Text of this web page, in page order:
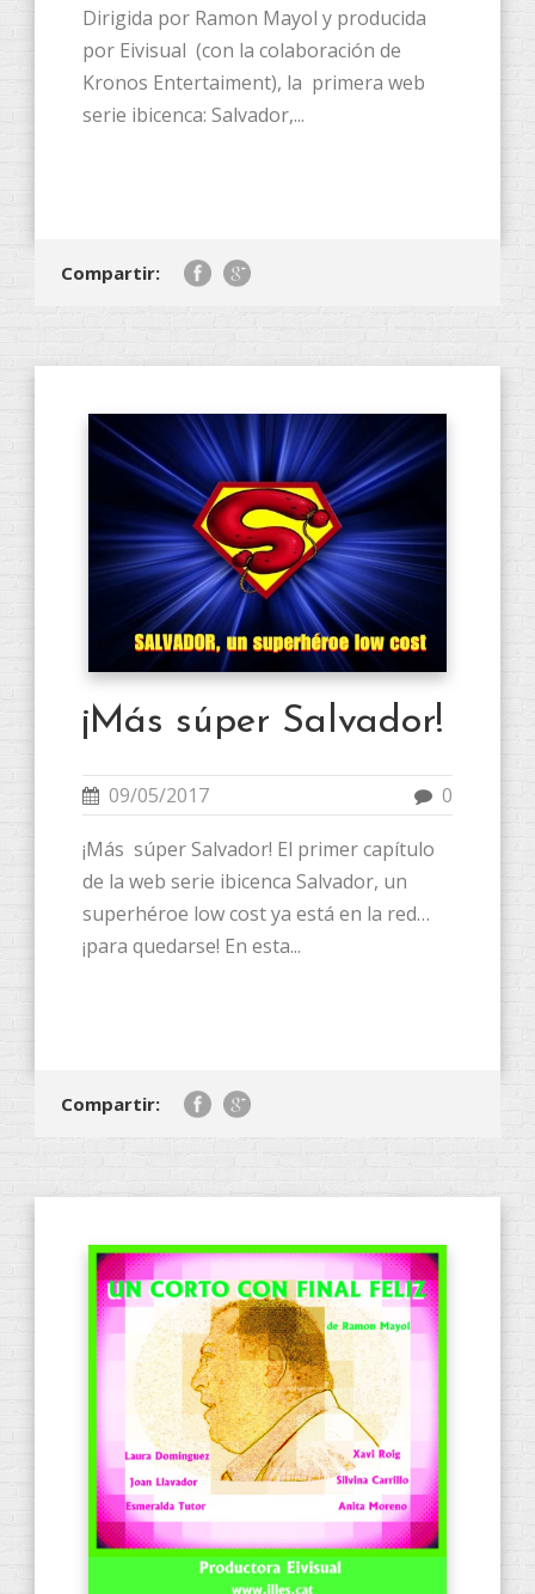
Dirigida por Ramon Mayol y producida
por Eivisual (con la colaboración de
Kronos Entertaiment), la primera web
serie ibicenca: Salvador,...
Compartir:
¡Más súper Salvador!
09/05/2017 0
¡Más súper Salvador! El primer capítulo
de la web serie ibicenca Salvador, un
superhéroe low cost ya está en la red…
¡para quedarse! En esta...
Compartir: